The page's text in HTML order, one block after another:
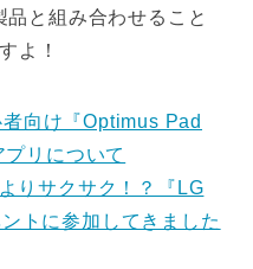
と組み合わせること
よ！
向け『Optimus Pad
リについて
りサクサク！？『LG
トに参加してきました